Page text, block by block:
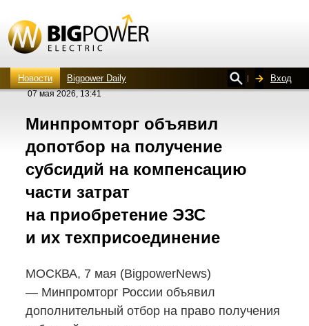
Новости Bigpower Daily Вход
07 мая 2026, 13:41
Минпромторг объявил
допотбор на получение
субсидий на компенсацию
части затрат
на приобретение ЭЗС
и их техприсоединение
МОСКВА, 7 мая (BigpowerNews)
— Минпромторг России объявил
дополнительный отбор на право получения